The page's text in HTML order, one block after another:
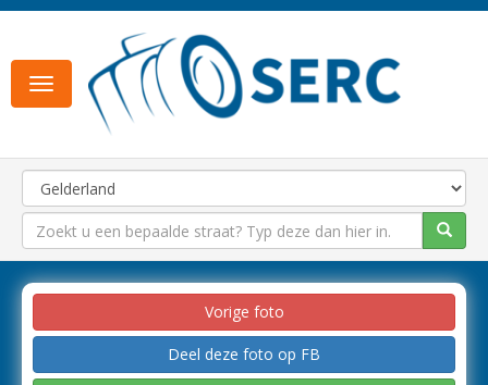
Toggle
navigation
Vorige foto
Deel deze foto op FB